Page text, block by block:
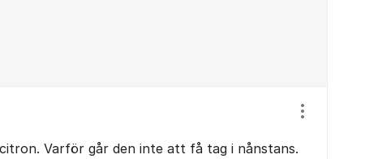
Varför går den inte att få tag i nånstans.
Visa/dölj